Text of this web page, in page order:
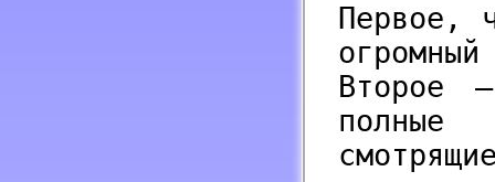
Первое,
Второе
полные